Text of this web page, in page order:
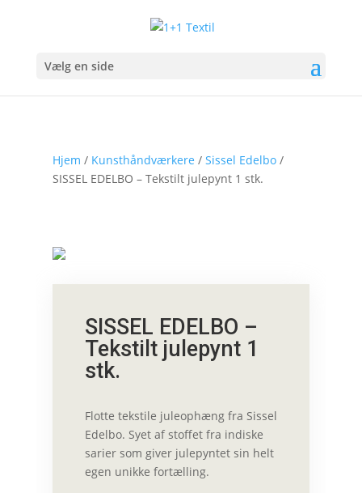
Vælg en side
Hjem / Kunsthåndværkere / Sissel Edelbo/
SISSEL EDELBO – Tekstilt julepynt 1 stk.
SISSEL EDELBO –
Tekstilt julepynt 1
stk.
Flotte tekstile juleophæng fra Sissel
Edelbo. Syet af stoffet fra indiske
sarier som giver julepyntet sin helt
egen unikke fortælling.